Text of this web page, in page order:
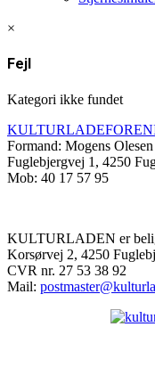
×
Fejl
Kategori ikke fundet
Formand: Mogens Olesen
Fuglebjergvej 1, 4250
Mob: 40 17 57 95
KULTURLADEN er
Korsørvej 2, 4250
CVR nr. 27 53 38 92
Mail: